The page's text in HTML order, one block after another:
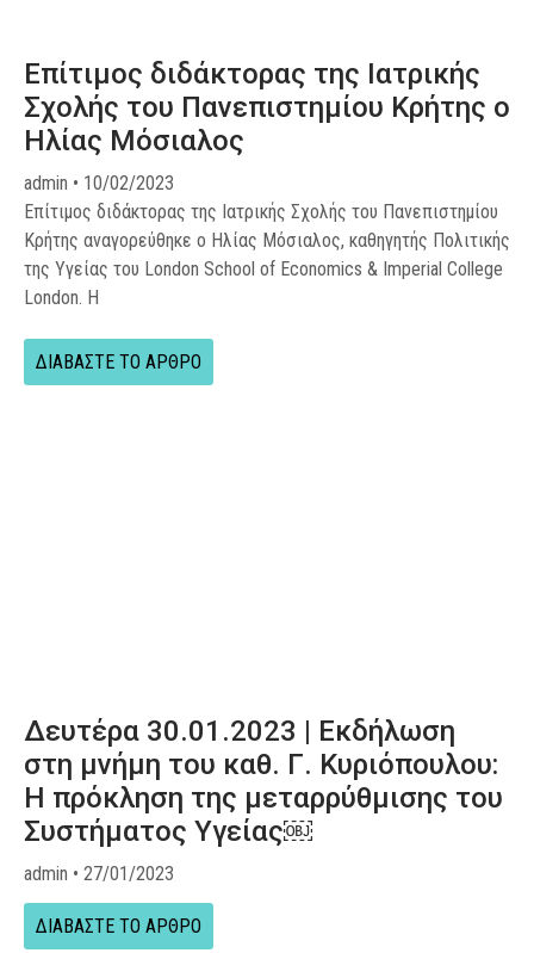
Επίτιμος διδάκτορας της Ιατρικής
Σχολής του Πανεπιστημίου Κρήτης ο
Ηλίας Μόσιαλος
admin
10/02/2023
Επίτιμος διδάκτορας της Ιατρικής Σχολής του Πανεπιστημίου
Κρήτης αναγορεύθηκε ο Ηλίας Μόσιαλος, καθηγητής Πολιτικής
της Υγείας του London School of Economics & Imperial College
London. Η
ΔΙΑΒΑΣΤΕ ΤΟ ΑΡΘΡΟ
Δευτέρα 30.01.2023 | Εκδήλωση
στη μνήμη του καθ. Γ. Κυριόπουλου:
Η πρόκληση της μεταρρύθμισης του
Συστήματος Υγείας￼
admin 27/01/2023
ΔΙΑΒΑΣΤΕ ΤΟ ΑΡΘΡΟ